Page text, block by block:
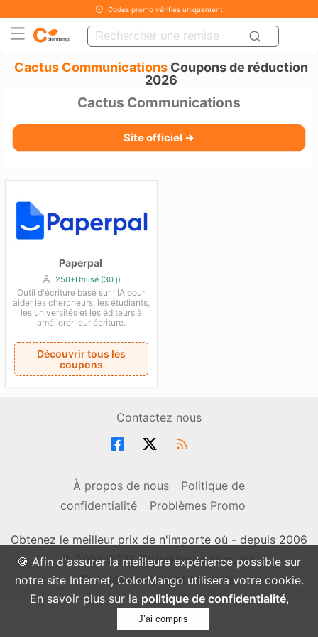
🍪 Afin d'assurer la meilleure expérience possible sur
notre site Internet, ColorMango utilisera votre cookie.
En savoir plus sur la politique de confidentialité,
J’ai compris
Codes promo vérifiés uniquement
Cactus Communications Coupons de réduction
2026
Cactus Communications
Site officiel →
Paperpal
250+Utilisé (30 j)
Outil d'écriture basé sur l'IA pour
aider les chercheurs, les étudiants,
les universités et les éditeurs à
améliorer leur écriture.
Découvrir tous les
coupons
Contactez nous
À propos de nous
Politique de
confidentialité
Problèmes Promo
Obtenez le meilleur prix de n'importe où - depuis 2006
© 2006-2026 ColorMango.com, Inc.
Tous les droits sont réservés.